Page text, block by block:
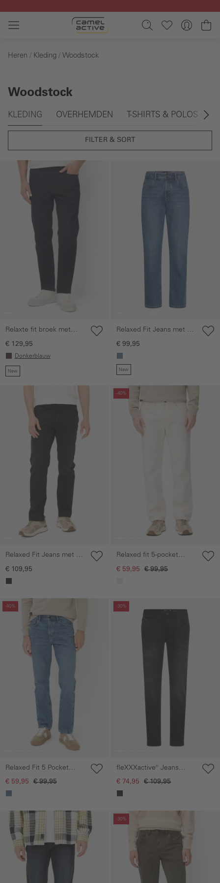
Ga naar de hoofdinhoud
Heren Kleding Woodstock
Woodstock
Galerie overslaan
KLEDING OVERHEMDEN T-SHIRTS & POLOS
FILTER & SORT
overslaan
Relaxte fit broek met
warme voering
€ 129,95
Donkerblauw
New
Relaxed Fit Jeans met 2-
wegen stretch
€ 99,95
New
Relaxed Fit Jeans met 2-
weg stretch
€ 109,95
-40%
Galerie overslaan
Relaxed fit 5-pocket
jeans van katoen
€ 59,95 € 99,95
-40%
overslaan
Relaxed Fit 5 Pocket
Jeans van katoen
€ 59,95 € 99,95
-30%
Galerie overslaan
fleXXXactive® Jeans
Relaxed Fit
€ 74,95 € 109,95
overslaan
-30%
Galerie overslaan